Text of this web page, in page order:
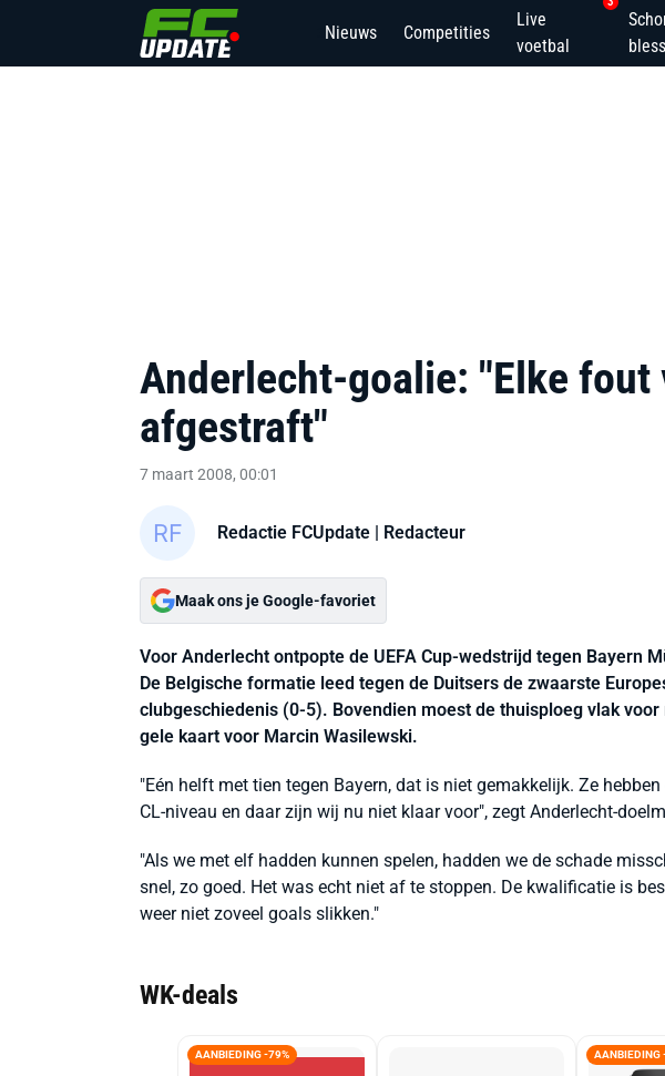
Nieuws Competities
Live
voetbal
Anderlecht-goalie: "Elke fout
afgestraft"
7 maart 2008, 00:01
Redactie FCUpdate | Redacteur
Maak ons je Google-favoriet
Voor Anderlecht ontpopte de UEFA Cup-wedstrijd tegen Bayern
De Belgische formatie leed tegen de Duitsers de zwaarste
clubgeschiedenis (0-5). Bovendien moest de thuisploeg vlak
gele kaart voor Marcin Wasilewski.
"Eén helft met tien tegen Bayern, dat is niet gemakkelijk. Ze
CL-niveau en daar zijn wij nu niet klaar voor", zegt Anderlecht-
"Als we met elf hadden kunnen spelen, hadden we de schade
snel, zo goed. Het was echt niet af te stoppen. De kwalificatie is
weer niet zoveel goals slikken."
WK-deals
AANBIEDING -79% AANBIEDING